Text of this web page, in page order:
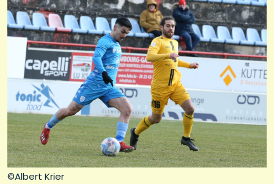
©Albert Krier